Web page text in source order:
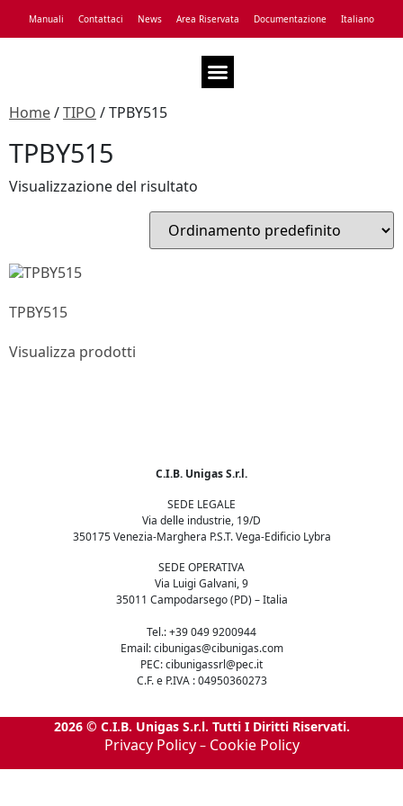
Manuali Contattaci News Area Riservata Documentazione Italiano
Home/TIPO / TPBY515
TPBY515
Visualizzazione del risultato
TPBY515
Visualizza prodotti
C.I.B. Unigas S.r.l.
SEDE LEGALE
Via delle industrie, 19/D
350175 Venezia-Marghera P.S.T. Vega-Edificio Lybra
SEDE OPERATIVA
Via Luigi Galvani, 9
35011 Campodarsego (PD) – Italia
Tel.: +39 049 9200944
Email: cibunigas@cibunigas.com
PEC: cibunigassrl@pec.it
C.F. e P.IVA : 04950360273
2026 © C.I.B. Unigas S.r.l. Tutti I Diritti Riservati.
Privacy Policy– Cookie Policy